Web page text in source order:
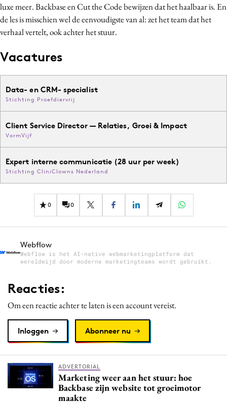
luxe meer. Backbase en Cut the Code bewijzen dat het haalbaar is. En
de les is misschien wel de eenvoudigste van al: zet het team dat het
verhaal vertelt, ook achter het stuur.
Vacatures
Data- en CRM- specialist
Stichting Proefdiervrij
Client Service Director — Relaties, Groei & Impact
VormVijf
Expert interne communicatie (28 uur per week)
Stichting CliniClowns Nederland
0 0
Webflow
Webflow is het AI-native webmarketingplatform dat
wereldwijd door moderne marketingteams wordt gebruikt.
Reacties:
Om een reactie achter te laten is een account vereist.
Inloggen Abonneer nu
ADVERTORIAL
Marketing weer aan het stuur: hoe
Backbase zijn website tot groeimotor
maakte